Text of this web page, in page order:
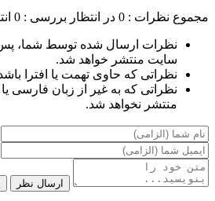
مجموع نظرات : 0 در انتظار بررسی : 0
نظرات ارسال شده توسط شما، پس
سایت منتشر خواهد شد.
نظراتی که حاوی تهمت یا افترا
نظراتی که به غیر از زبان فارسی
منتشر نخواهد شد.
ارسال نظر